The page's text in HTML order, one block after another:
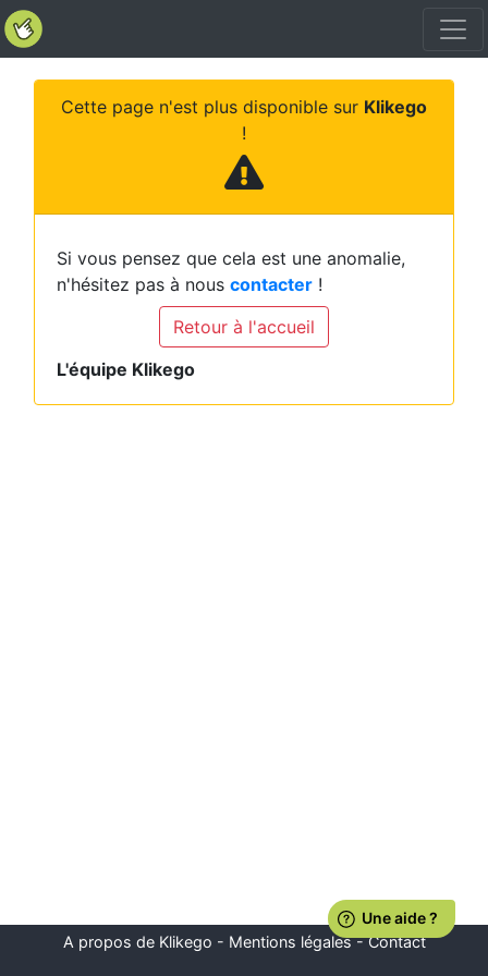
Cette page n'est plus disponible sur Klikego
!
Si vous pensez que cela est une anomalie,
n'hésitez pas à nous contacter !
Retour à l'accueil
L'équipe Klikego
A propos de Klikego - Mentions légales-Contact